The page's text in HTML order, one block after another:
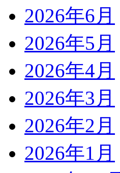
2026年6月
2026年5月
2026年4月
2026年3月
2026年2月
2026年1月